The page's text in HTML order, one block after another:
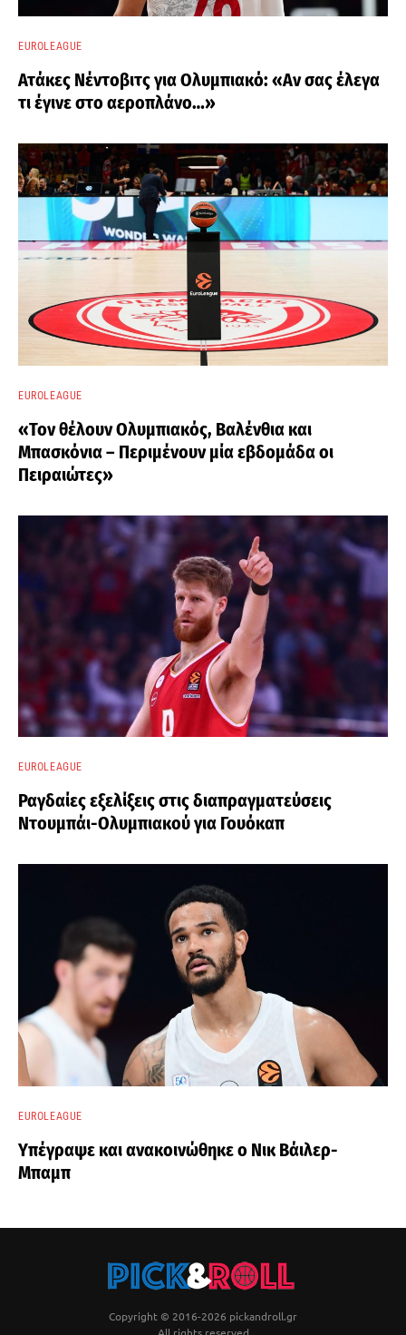
EUROLEAGUE
Ατάκες Νέντοβιτς για Ολυμπιακό: «Αν σας έλεγα
τι έγινε στο αεροπλάνο…»
EUROLEAGUE
«Τον θέλουν Ολυμπιακός, Βαλένθια και
Μπασκόνια – Περιμένουν μία εβδομάδα οι
Πειραιώτες»
EUROLEAGUE
Ραγδαίες εξελίξεις στις διαπραγματεύσεις
Ντουμπάι-Ολυμπιακού για Γουόκαπ
EUROLEAGUE
Υπέγραψε και ανακοινώθηκε ο Νικ Βάιλερ-
Μπαμπ
Copyright © 2016-2026 pickandroll.gr